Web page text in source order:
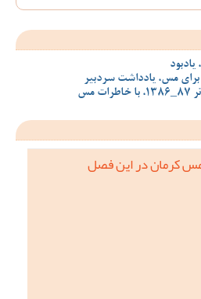
مس، یادداشت سردبیر
مس کرمان در این فصل